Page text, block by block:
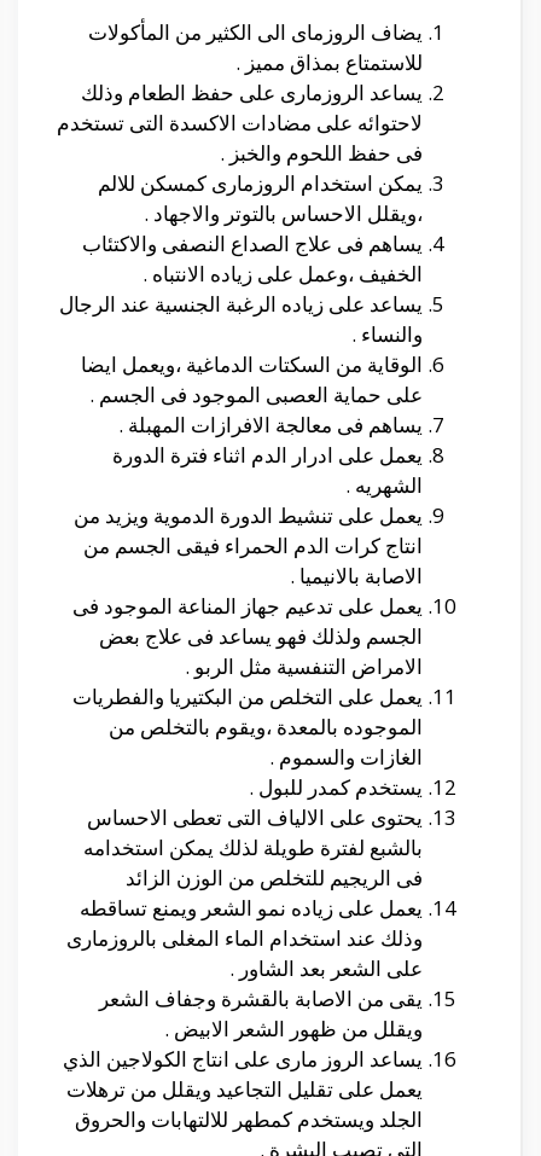
يضاف الروزماى الى الكثير من المأكولات
للاستمتاع بمذاق مميز .
يساعد الروزمارى على حفظ الطعام وذلك
لاحتوائه على مضادات الاكسدة التى تستخدم
فى حفظ اللحوم والخبز .
يمكن استخدام الروزمارى كمسكن للالم
،ويقلل الاحساس بالتوتر والاجهاد .
يساهم فى علاج الصداع النصفى والاكتئاب
الخفيف ،وعمل على زياده الانتباه .
يساعد على زياده الرغبة الجنسية عند الرجال
والنساء .
الوقاية من السكتات الدماغية ،ويعمل ايضا
على حماية العصبى الموجود فى الجسم .
يساهم فى معالجة الافرازات المهبلة .
يعمل على ادرار الدم اثناء فترة الدورة
الشهريه .
يعمل على تنشيط الدورة الدموية ويزيد من
انتاج كرات الدم الحمراء فيقى الجسم من
الاصابة بالانيميا .
يعمل على تدعيم جهاز المناعة الموجود فى
الجسم ولذلك فهو يساعد فى علاج بعض
الامراض التنفسية مثل الربو .
يعمل على التخلص من البكتيريا والفطريات
الموجوده بالمعدة ،ويقوم بالتخلص من
الغازات والسموم .
يستخدم كمدر للبول .
يحتوى على الالياف التى تعطى الاحساس
بالشبع لفترة طويلة لذلك يمكن استخدامه
فى الريجيم للتخلص من الوزن الزائد
يعمل على زياده نمو الشعر ويمنع تساقطه
وذلك عند استخدام الماء المغلى بالروزمارى
على الشعر بعد الشاور .
يقى من الاصابة بالقشرة وجفاف الشعر
ويقلل من ظهور الشعر الابيض .
يساعد الروز مارى على انتاج الكولاجين الذي
يعمل على تقليل التجاعيد ويقلل من ترهلات
الجلد ويستخدم كمطهر للالتهابات والحروق
التى تصيب البشرة .